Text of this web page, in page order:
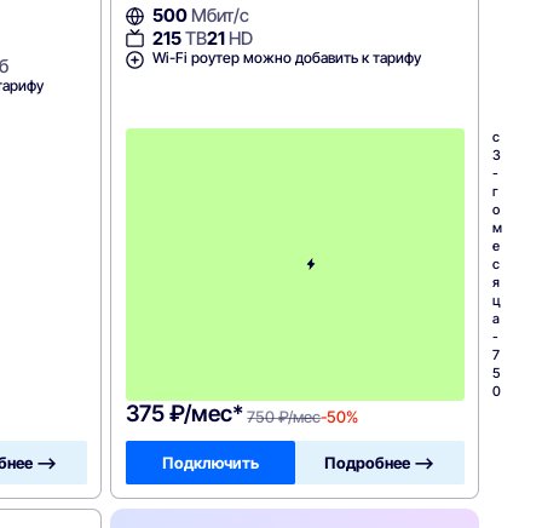
—>
500 Мбит/с
215ТВ21 HD
Wi-Fi роутер можно добавить к тарифу
с
3
-
г
о
м
е
с
я
ц
а
-
7
5
0
375 ₽/мес* 750 ₽/мес-50%
Подключить Подробнее —>